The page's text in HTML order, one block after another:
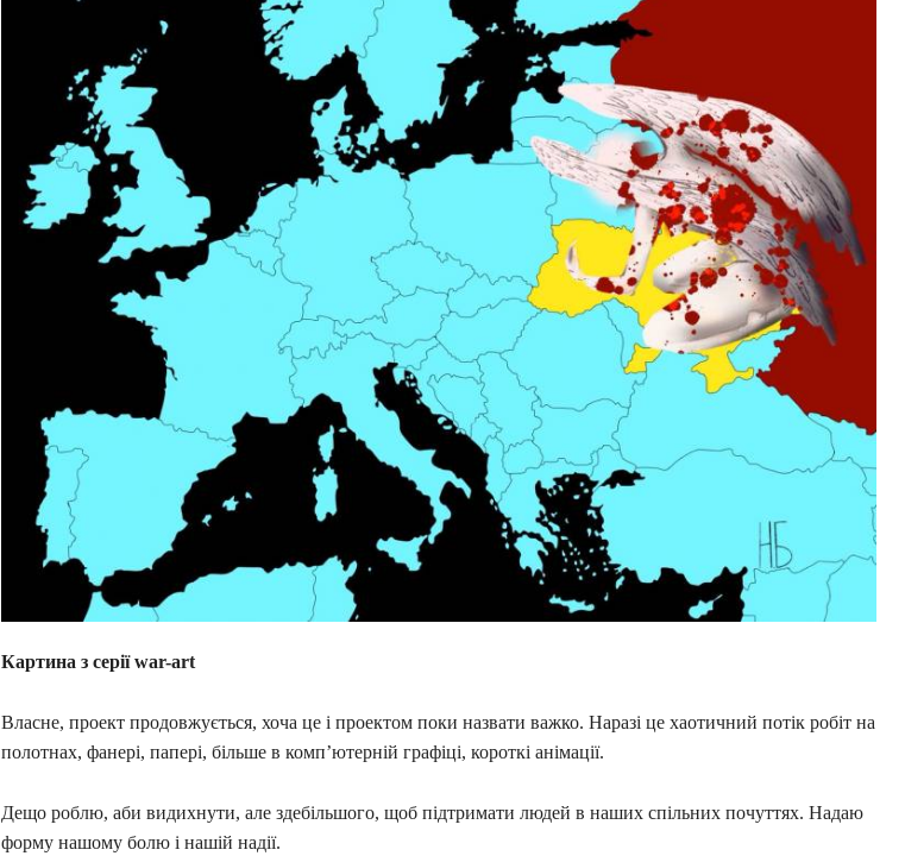
Картина з серії war-art
Власне, проект продовжується, хоча це і проектом поки назвати важко. Наразі це хаотичний потік робіт на
полотнах, фанері, папері, більше в комп’ютерній графіці, короткі анімації.
Дещо роблю, аби видихнути, але здебільшого, щоб підтримати людей в наших спільних почуттях. Надаю
форму нашому болю і нашій надії.